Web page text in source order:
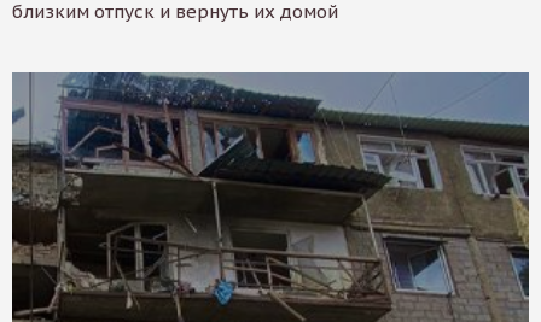
близким отпуск и вернуть их домой